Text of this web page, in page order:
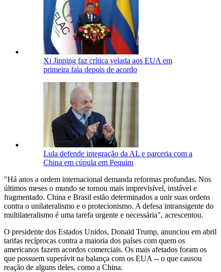
Xi Jinping faz crítica velada aos EUA em
primeira fala depois de acordo
Lula defende integração da AL e parceria com a
China em cúpula em Pequim
"Há anos a ordem internacional demanda reformas profundas. Nos
últimos meses o mundo se tornou mais imprevisível, instável e
fragmentado. China e Brasil estão determinados a unir suas ordens
contra o unilateralismo e o protecionismo. A defesa intransigente do
multilateralismo é uma tarefa urgente e necessária", acrescentou.
O presidente dos Estados Unidos, Donald Trump, anunciou em abril
tarifas recíprocas contra a maioria dos países com quem os
americanos fazem acordos comerciais. Os mais afetados foram os
que possuem superávit na balança com os EUA -- o que causou
reação de alguns deles, como a China.